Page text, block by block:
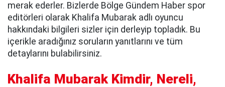
merak ederler. Bizlerde Bölge Gündem Haber spor
editörleri olarak Khalifa Mubarak adlı oyuncu
hakkındaki bilgileri sizler için derleyip topladık. Bu
içerikle aradığınız soruların yanıtlarını ve tüm
detaylarını bulabilirsiniz.
Khalifa Mubarak Kimdir, Nereli,